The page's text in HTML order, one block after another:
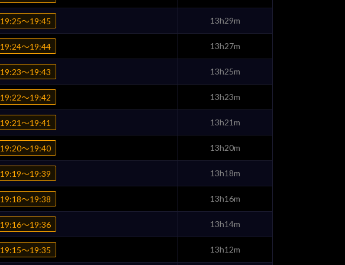
19:25〜19:45 13h29m
19:24〜19:44 13h27m
19:23〜19:43 13h25m
19:22〜19:42 13h23m
19:21〜19:41 13h21m
19:20〜19:40 13h20m
19:19〜19:39 13h18m
19:18〜19:38 13h16m
19:16〜19:36 13h14m
19:15〜19:35 13h12m